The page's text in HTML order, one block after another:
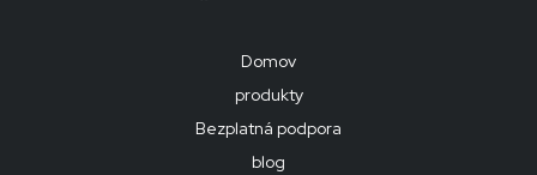
Domov
produkty
Bezplatná podpora
blog